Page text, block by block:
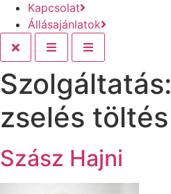
Kapcsolat
Állásajánlatok
Szolgáltatás:
zselés töltés
Szász Hajni